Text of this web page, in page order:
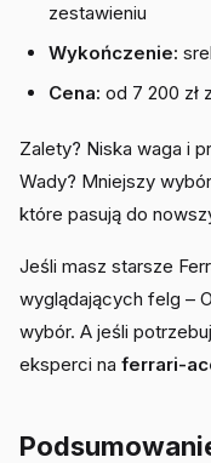
zestawieniu
Wykończenie:
Cena: od 7 200 zł
Zalety? Niska waga i
Wady? Mniejszy
które pasują do
Jeśli masz starsze
wyglądających felg –
wybór. A jeśli
eksperci na ferrari-